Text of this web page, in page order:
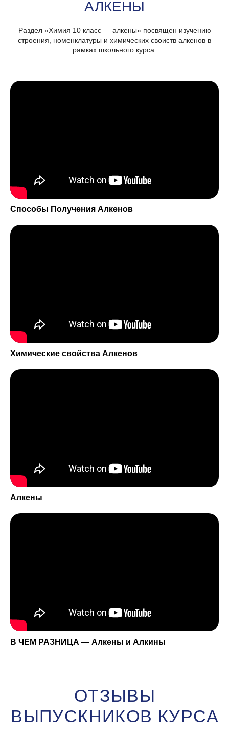
АЛКЕНЫ
Раздел «Химия 10 класс — алкены» посвящен изучению
строения, номенклатуры и химических своиств алкенов в
рамках школьного курса.
Способы Получения Алкенов
Химические свойства Алкенов
Алкены
В ЧЕМ РАЗНИЦА — Алкены и Алкины
ВЫПУСКНИКОВ КУРСА
МЫ В СОЦИАЛЬНЫХ
YOUTUBE
ДЛЯ РОДИТЕЛЕЙ